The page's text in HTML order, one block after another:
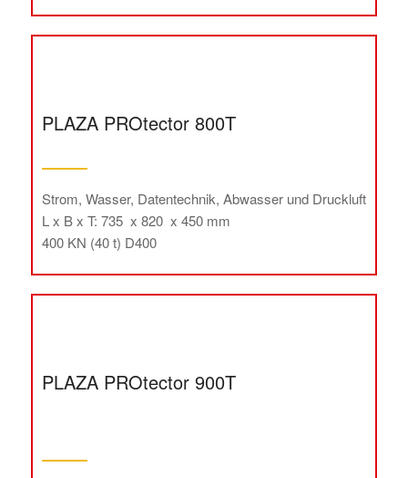
PLAZA PROtector 800T
Strom, Wasser, Datentechnik, Abwasser und Druckluft
L x B x T: 735 x 820 x 450 mm
400 KN (40 t) D400
PLAZA PROtector 900T